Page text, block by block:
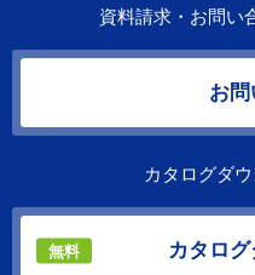
資料請求・お問い
お
カタログダ
無料 カタロ